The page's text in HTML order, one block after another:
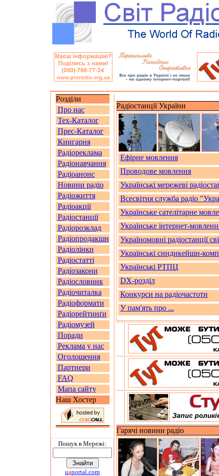
Розділи
Про нас
Тех-Каталог
Прес-Каталог
Книгарня
Радіореклама
Радіонавчання
Радіоанонс
Новини радіо
Радіожиття
Радіоакції
Радіостанції
Радіорозклад
Радіопродакшн
Радіолінки
Радіостатті
Радіозакони
Радіословник
Радіочиталка
Радіоформати
Радіорейтинґи
Радіомузей
Поради
Реклама у нас
Оголошення
Партнери
FAQ
Мапа сайту
Наш Хостер
Пошук в Мережi:
uaportal.com
Радіостанції України
Ефірне мовлення
Проводове мовлення
Українські мережеві
Всесвітня служба радіо
Українське сателітарне
Українське інтернет-
Україномовні радіостанції
Українські синдикейшн-
Українські РТПЦ
DX-розділ
Конкурси на радіочастоти
У пам'ять про ...
Гарячі новини радіо